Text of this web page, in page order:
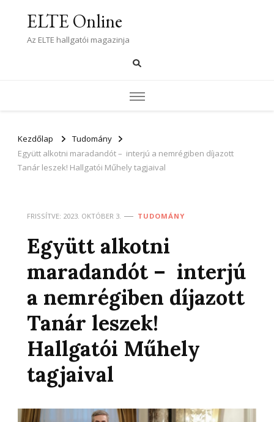
ELTE Online
Az ELTE hallgatói magazinja
Kezdőlap
Tudomány
Együtt alkotni maradandót – interjú a nemrégiben díjazott
Tanár leszek! Hallgatói Műhely tagjaival
FRISSÍTVE: 2023. OKTÓBER 3. TUDOMÁNY
Együtt alkotni
maradandót – interjú
a nemrégiben díjazott
Tanár leszek!
Hallgatói Műhely
tagjaival